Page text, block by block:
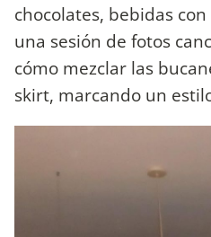
chocolates, bebidas
una sesión de fotos
cómo mezclar las
skirt, marcando un